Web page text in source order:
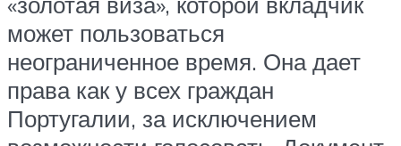
может пользоваться
неограниченное время. Она дает
права как у всех граждан
Португалии, за исключением